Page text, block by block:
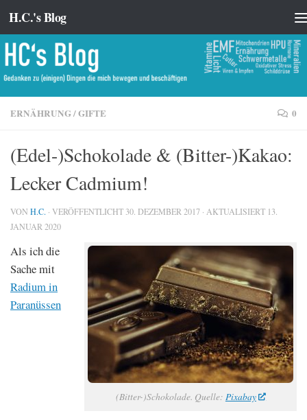
Zum Inhalt springen
H.C.'s Blog
ERNÄHRUNG/GIFTE 0
(Edel-)Schokolade & (Bitter-)Kakao:
Lecker Cadmium!
VON H.C. · VERÖFFENTLICHT 30. DEZEMBER 2017 · AKTUALISIERT 13.
JANUAR 2020
(Bitter-)Schokolade. Quelle: Pixabay
Als ich die
Sache mit
Radium in
Paranüssen